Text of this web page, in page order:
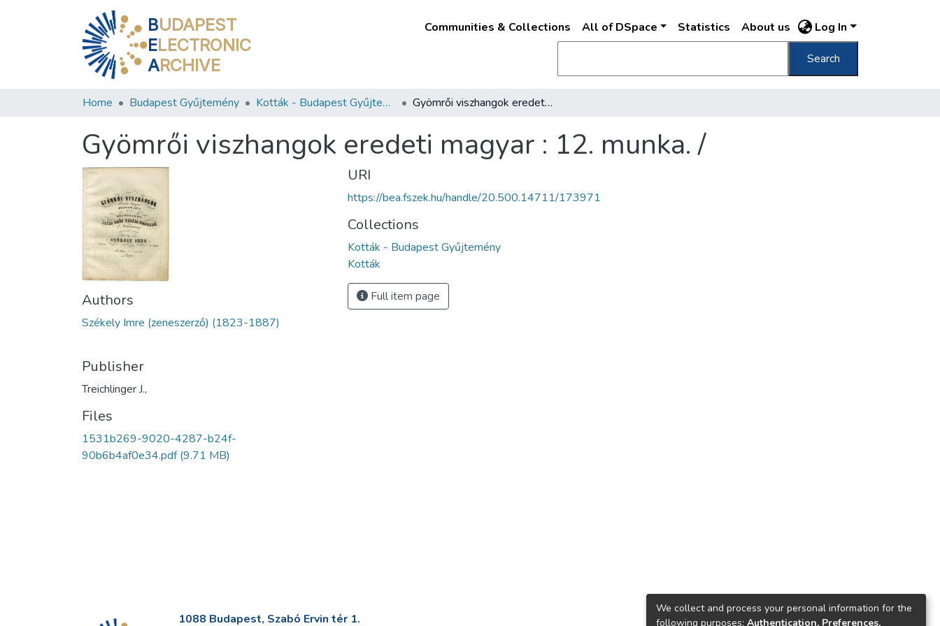
BUDAPEST
ELECTRONIC
ARCHIVE
Communities & Collections All of DSpace Statistics About us Log In
Search
Home Budapest Gyűjtemény Kották - Budapest Gyűjtemény Gyömrői viszhangok eredeti magyar : 12. munka. /
Gyömrői viszhangok eredeti magyar : 12. munka. /
Authors
Székely Imre (zeneszerző) (1823-1887)
Publisher
Treichlinger J.,
Files
1531b269-9020-4287-b24f-
90b6b4af0e34.pdf(9.71 MB)
URI
https://bea.fszek.hu/handle/20.500.14711/173971
Collections
Kották - Budapest Gyűjtemény
Kották
Full item page
1088 Budapest, Szabó Ervin tér 1.
We collect and process your personal information for the
following purposes: Authentication, Preferences,